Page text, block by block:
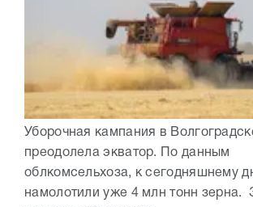
Уборочная кампания в
преодолела экватор. По данным
облкомсельхоза, к сегодняшнему
намолотили уже 4 млн тонн зерна.